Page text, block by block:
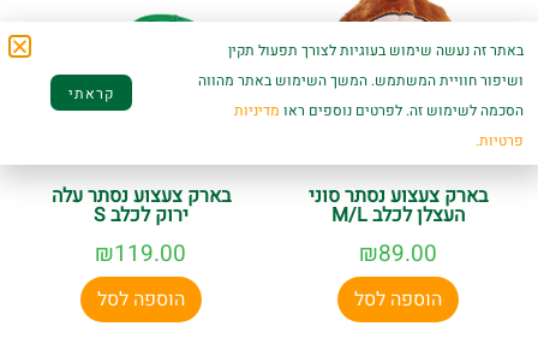
בארק צעצוע נסתר סוני
העצלן לכלב M/L
₪89.00
הוספה לסל
בארק צעצוע נסתר עלה
ירוק לכלב S
₪119.00
הוספה לסל
באתר זה נעשה שימוש בעוגיות לצורך תפעול תקין
ושיפור חוויית המשתמש. המשך השימוש באתר מהווה
הסכמה לשימוש זה. לפרטים נוספים ראו מדיניות
פרטיות.
קראתי